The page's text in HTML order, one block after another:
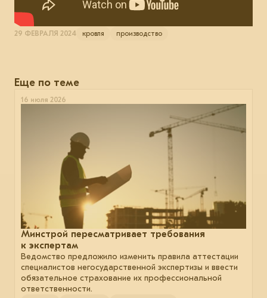
29 ФЕВРАЛЯ 2024 кровля производство
Еще по теме
16 июля 2026
Минстрой пересматривает требования
к экспертам
Ведомство предложило изменить правила аттестации
специалистов негосударственной экспертизы и ввести
обязательное страхование их профессиональной
ответственности.